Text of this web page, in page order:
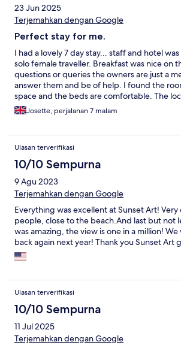
23 Jun 2025
Terjemahkan dengan Google
Perfect stay for me.
I had a lovely 7 day stay... staff and hotel
solo female traveller. Breakfast was nice on
questions or queries the owners are just a
answer them and be of help. I found the
space and the beds are comfortable. The
far from town and a beach a few feet away.
Josette, perjalanan 7 malam
Ulasan terverifikasi
10/10 Sempurna
9 Agu 2023
Terjemahkan dengan Google
Everything was excellent at Sunset Art!
people, close to the beach.And last but not
was amazing, the view is one in a million!
back again next year! Thank you Sunset Art
Ulasan terverifikasi
10/10 Sempurna
11 Jul 2025
Terjemahkan dengan Google